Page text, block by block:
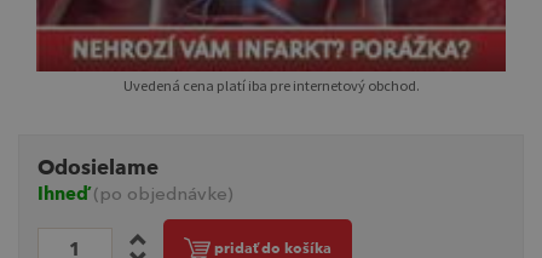
Uvedená cena platí iba pre internetový obchod.
Odosielame
Ihneď(po objednávke)
pridať do košíka